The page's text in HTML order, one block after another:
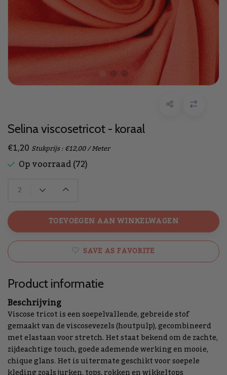
Selina viscosetricot - koraal
€1,20 Stukprijs : €12,00 / Meter
Op voorraad (72)
TOEVOEGEN AAN WINKELWAGEN
SAVE AS FAVORITE
Product informatie
Beschrijving
Viscose tricotis een soepelvallende, gebreide stof
gemaakt van de viscosevezels (houtpulp), gecombineerd
met elastaan voor stretch. Het staat bekend om de zachte,
zijdeachtige touch, goede ademende werking en mooie,
chique glans. Het is uitermate geschikt voor soepele